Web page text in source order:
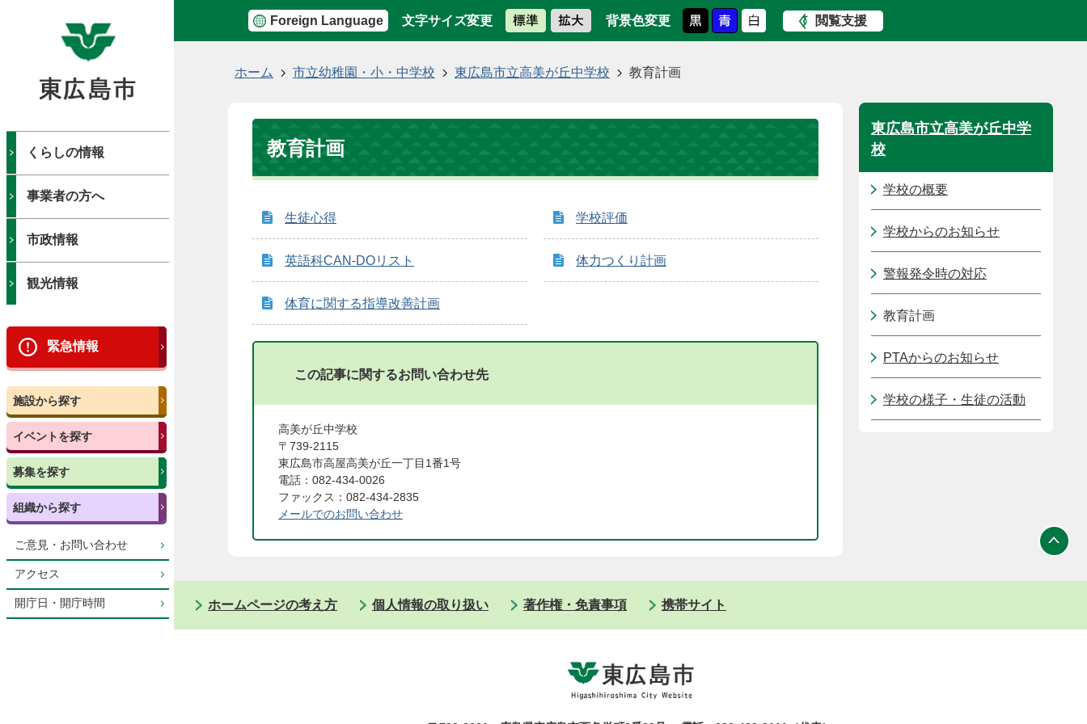
Foreign Language 文字サイズ変更 背景色変更 閲覧支援
くらしの情報
事業者の方へ
市政情報
観光情報
緊急情報
施設から探す
イベントを探す
募集を探す
組織から探す
ご意見・お問い合わせ
アクセス
開庁日・開庁時間
ホーム 市立幼稚園・小・中学校 東広島市立高美が丘中学校 教育計画
教育計画
生徒心得 学校評価
英語科CAN-DOリスト 体力つくり計画
体育に関する指導改善計画
この記事に関するお問い合わせ先
高美が丘中学校
〒739-2115
東広島市高屋高美が丘一丁目1番1号
電話：082-434-0026
ファックス：082-434-2835
メールでのお問い合わせ
東広島市立高美が丘中学
校
学校の概要
学校からのお知らせ
警報発令時の対応
教育計画
PTAからのお知らせ
学校の様子・生徒の活動
ホームページの考え方 個人情報の取り扱い 著作権・免責事項 携帯サイト